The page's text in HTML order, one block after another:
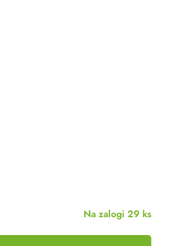
Na zalogi 29 ks